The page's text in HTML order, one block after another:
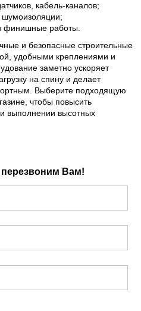
кабель-каналов;
финишные работы.
и безопасные строительные
удобными креплениями и
заметно ускоряет
на спину и делает
Выберите подходящую
чтобы повысить
выполнении высотных
Вам!